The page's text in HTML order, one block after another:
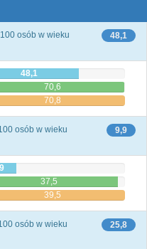
48,1
osób w wieku
48,1
70,6
70,8
9,9
osób w wieku
37,5
39,5
25,8
osób w wieku